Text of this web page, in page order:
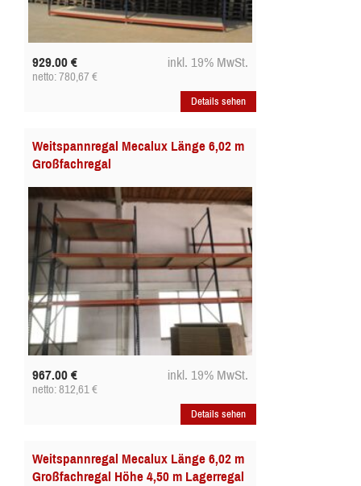
929.00 € inkl. 19% MwSt.
netto: 780,67€
Details sehen
Weitspannregal Mecalux Länge 6,02 m
Großfachregal
967.00 € inkl. 19% MwSt.
netto: 812,61 €
Details sehen
Weitspannregal Mecalux Länge 6,02 m
Großfachregal Höhe 4,50 m Lagerregal